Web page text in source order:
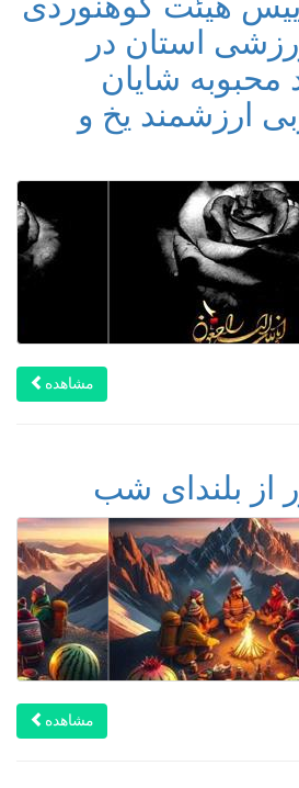
استان در
محبوبه شایان
ارزشمند یخ و
مشاهده
از بلندای شب
مشاهده